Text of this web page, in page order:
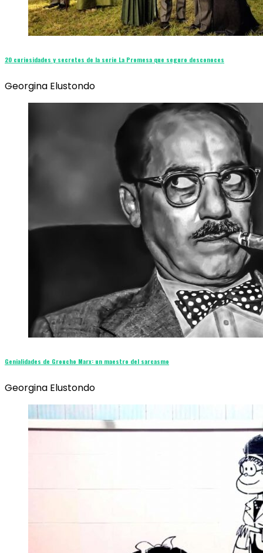
20 curiosidades y secretos de la serie La Promesa que seguro desconoces
Georgina Elustondo
Genialidades de Groucho Marx: un maestro del sarcasmo
Georgina Elustondo